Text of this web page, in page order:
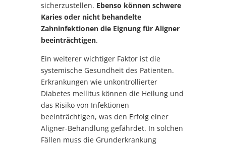
sicherzustellen. Ebenso können schwere
Karies oder nicht behandelte
Zahninfektionen die Eignung für Aligner
beeinträchtigen.
Ein weiterer wichtiger Faktor ist die
systemische Gesundheit des Patienten.
Erkrankungen wie unkontrollierter
Diabetes mellitus können die Heilung und
das Risiko von Infektionen
beeinträchtigen, was den Erfolg einer
Aligner-Behandlung gefährdet. In solchen
Fällen muss die Grunderkrankung